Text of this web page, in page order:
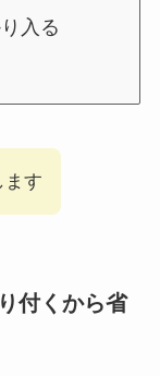
入る
ます
付くから省